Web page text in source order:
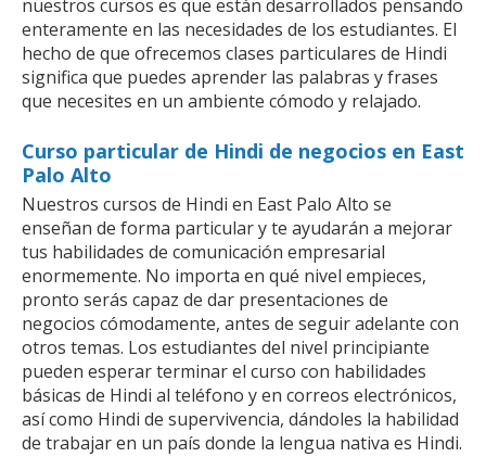
nuestros cursos es que están desarrollados pensando
enteramente en las necesidades de los estudiantes. El
hecho de que ofrecemos clases particulares de Hindi
significa que puedes aprender las palabras y frases
que necesites en un ambiente cómodo y relajado.
Curso particular de Hindi de negocios en East
Palo Alto
Nuestros cursos de Hindi en East Palo Alto se
enseñan de forma particular y te ayudarán a mejorar
tus habilidades de comunicación empresarial
enormemente. No importa en qué nivel empieces,
pronto serás capaz de dar presentaciones de
negocios cómodamente, antes de seguir adelante con
otros temas. Los estudiantes del nivel principiante
pueden esperar terminar el curso con habilidades
básicas de Hindi al teléfono y en correos electrónicos,
así como Hindi de supervivencia, dándoles la habilidad
de trabajar en un país donde la lengua nativa es Hindi.